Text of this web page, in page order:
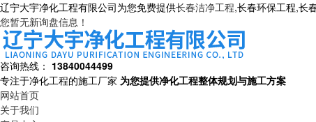
辽宁大宇净化工程有限公司为您免费提供长春洁净工程,长春环保工程,长
您暂无新询盘信息！
咨询热线： 13840044499
专注于净化工程的施工厂家 为您提供净化工程整体规划与施工方案
网站首页
关于我们